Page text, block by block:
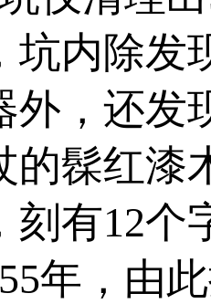
坑内除发
外，还发
的髹红漆
刻有12个
年，由